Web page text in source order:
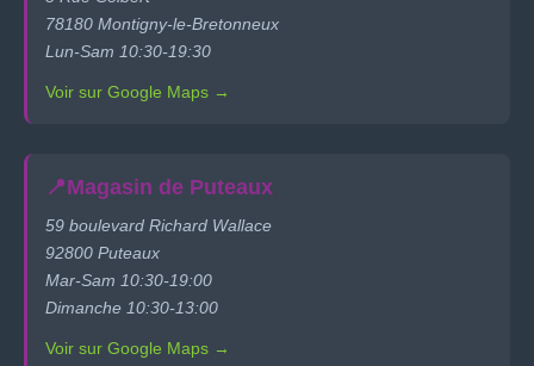
78180 Montigny-le-Bretonneux
Lun-Sam 10:30-19:30
Voir sur Google Maps →
📍Magasin de Puteaux
59 boulevard Richard Wallace
92800 Puteaux
Mar-Sam 10:30-19:00
Dimanche 10:30-13:00
Voir sur Google Maps →